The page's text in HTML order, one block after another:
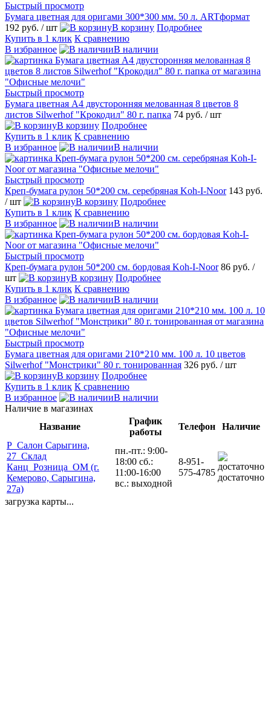
Быстрый просмотр
Бумага цветная для оригами 300*300 мм. 50 л. ARTформат
192 руб. / шт В корзину Подробнее
Купить в 1 клик К сравнению
В избранное
В наличии
Быстрый просмотр
Бумага цветная А4 двусторонняя мелованная 8 цветов 8
листов Silwerhof "Крокодил" 80 г. папка 74 руб. / шт
В корзину Подробнее
Купить в 1 клик К сравнению
В избранное
В наличии
Быстрый просмотр
Креп-бумага рулон 50*200 см. серебряная Koh-I-Noor 143 руб.
/ шт
В корзину Подробнее
Купить в 1 клик К сравнению
В избранное
В наличии
Быстрый просмотр
Креп-бумага рулон 50*200 см. бордовая Koh-I-Noor 86 руб. /
шт
В корзину Подробнее
Купить в 1 клик К сравнению
В избранное
В наличии
Быстрый просмотр
Бумага цветная для оригами 210*210 мм. 100 л. 10 цветов
Silwerhof "Монстрики" 80 г. тонированная 326 руб. / шт
В корзину Подробнее
Купить в 1 клик К сравнению
В избранное
В наличии
Наличие в магазинах
Название
График
работы
Телефон
Наличие
Р_Салон Сарыгина,
27_Склад
Канц_Розница_ОМ (г.
Кемерово, Сарыгина,
27а)
пн.-пт.: 9:00-
18:00 сб.:
11:00-16:00
вс.: выходной
8-951-
575-4785 достаточно
загрузка карты...